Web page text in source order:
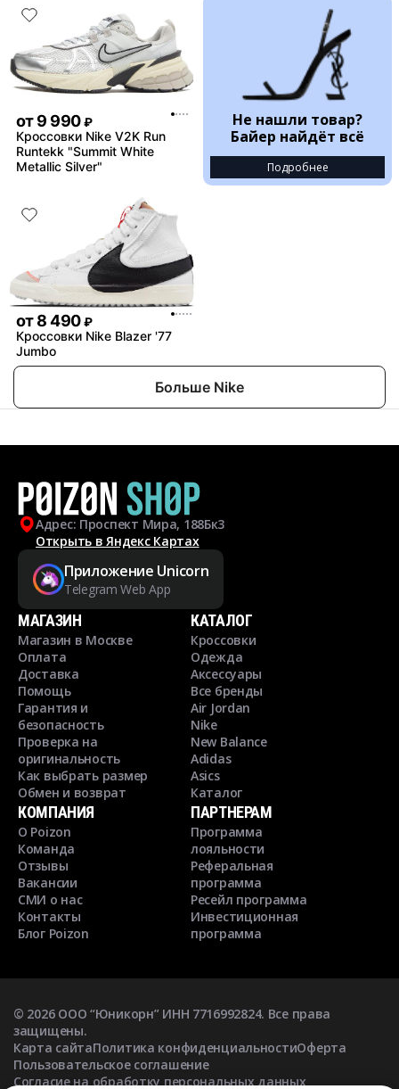
от9 990 ₽
Кроссовки Nike V2K Run
Runtekk "Summit White
Metallic Silver"
Не нашли товар?
Байер найдёт всё
Подробнее
от8 490 ₽
Кроссовки Nike Blazer '77
Jumbo
Больше Nike
Адрес: Проспект Мира, 188Бк3
Открыть в Яндекс Картах
Приложение Unicorn
Telegram Web App
МАГАЗИН
Магазин в Москве
Оплата
Доставка
Помощь
Гарантия и
безопасность
Проверка на
оригинальность
Как выбрать размер
Обмен и возврат
КАТАЛОГ
Кроссовки
Одежда
Аксессуары
Все бренды
Air Jordan
Nike
New Balance
Adidas
Asics
Каталог
КОМПАНИЯ
О Poizon
Команда
Отзывы
Вакансии
СМИ о нас
Контакты
Блог Poizon
ПАРТНЕРАМ
Программа
лояльности
Реферальная
программа
Ресейл программа
Инвестиционная
программа
© 2026ООО “Юникорн” ИНН 7716992824. Все права
защищены.
Карта сайтаПолитика конфиденциальностиОферта
Пользовательское соглашение
Согласие на обработку персональных данных